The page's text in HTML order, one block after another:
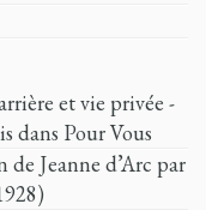
et vie privée -
dans Pour Vous
de Jeanne d’Arc par